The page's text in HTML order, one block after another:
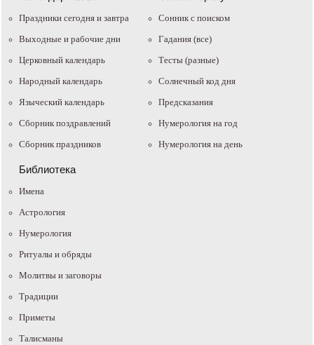
Праздники сегодня и завтра
Выходные и рабочие дни
Церковный календарь
Народный календарь
Языческий календарь
Сборник поздравлений
Сборник праздников
Cонник с поиском
Гадания (все)
Тесты (разные)
Солнечный код дня
Предсказания
Нумерология на год
Нумерология на день
Библиотека
Имена
Астрология
Нумерология
Ритуалы и обряды
Молитвы и заговоры
Традиции
Приметы
Талисманы